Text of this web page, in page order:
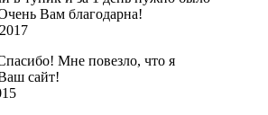
Вам благодарна!
Мне повезло, что я
сайт!